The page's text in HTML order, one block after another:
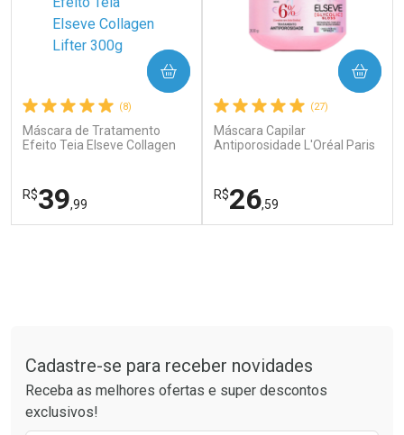
(8)
Máscara de Tratamento
Efeito Teia Elseve Collagen
R$39,99
COMPRAR
(27)
Máscara Capilar
Antiporosidade L'Oréal Paris
R$26,59
COMPRAR
Cadastre-se para receber novidades
Receba as melhores ofertas e super descontos
exclusivos!